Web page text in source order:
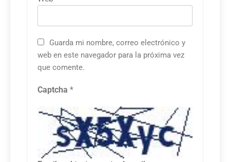
Guarda mi nombre, correo electrónico y
web en este navegador para la próxima vez
que comente.
Captcha *